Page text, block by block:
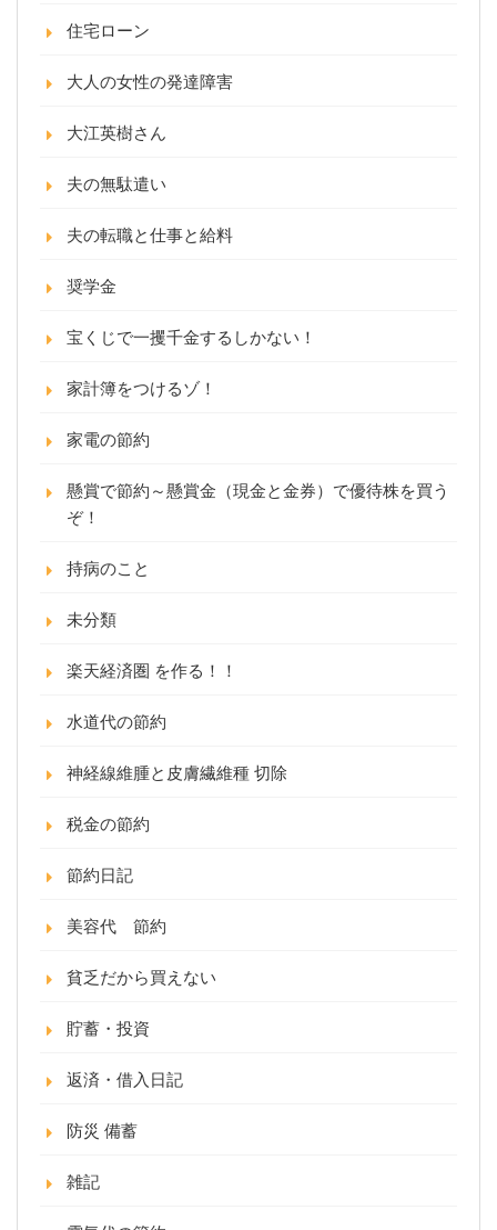
住宅ローン
大人の女性の発達障害
大江英樹さん
夫の無駄遣い
夫の転職と仕事と給料
奨学金
宝くじで一攫千金するしかない！
家計簿をつけるゾ！
家電の節約
懸賞で節約～懸賞金（現金と金券）で優待株を買う
ぞ！
持病のこと
未分類
楽天経済圏 を作る！！
水道代の節約
神経線維腫と皮膚繊維種 切除
税金の節約
節約日記
美容代 節約
貧乏だから買えない
貯蓄・投資
返済・借入日記
防災 備蓄
雑記